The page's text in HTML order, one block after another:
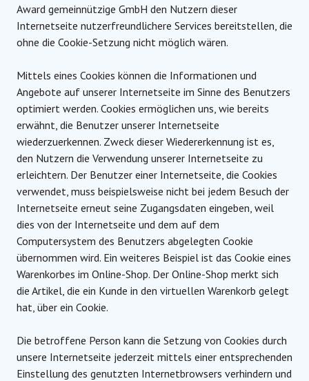
Award gemeinnützige GmbH den Nutzern dieser
Internetseite nutzerfreundlichere Services bereitstellen, die
ohne die Cookie-Setzung nicht möglich wären.
Mittels eines Cookies können die Informationen und
Angebote auf unserer Internetseite im Sinne des Benutzers
optimiert werden. Cookies ermöglichen uns, wie bereits
erwähnt, die Benutzer unserer Internetseite
wiederzuerkennen. Zweck dieser Wiedererkennung ist es,
den Nutzern die Verwendung unserer Internetseite zu
erleichtern. Der Benutzer einer Internetseite, die Cookies
verwendet, muss beispielsweise nicht bei jedem Besuch der
Internetseite erneut seine Zugangsdaten eingeben, weil
dies von der Internetseite und dem auf dem
Computersystem des Benutzers abgelegten Cookie
übernommen wird. Ein weiteres Beispiel ist das Cookie eines
Warenkorbes im Online-Shop. Der Online-Shop merkt sich
die Artikel, die ein Kunde in den virtuellen Warenkorb gelegt
hat, über ein Cookie.
Die betroffene Person kann die Setzung von Cookies durch
unsere Internetseite jederzeit mittels einer entsprechenden
Einstellung des genutzten Internetbrowsers verhindern und